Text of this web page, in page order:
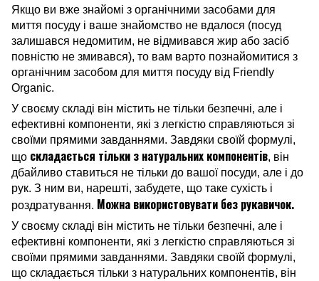
Якщо ви вже знайомі з органічними засобами для
миття посуду і ваше знайомство не вдалося (посуд
залишався недомитим, не відмивався жир або засіб
повністю не змивався), то вам варто познайомитися з
органічним засобом для миття посуду від Friendly
Organic.
У своєму складі він містить не тільки безпечні, але і
ефективні компоненти, які з легкістю справляються зі
своїми прямими завданнями. Завдяки своїй формулі,
що складається тільки з натуральних компонентів, він
дбайливо ставиться не тільки до вашої посуди, але і до
рук. З ним ви, нарешті, забудете, що таке сухість і
роздратування. Можна використовувати без рукавичок.
У своєму складі він містить не тільки безпечні, але і
ефективні компоненти, які з легкістю справляються зі
своїми прямими завданнями. Завдяки своїй формулі,
що складається тільки з натуральних компонентів, він